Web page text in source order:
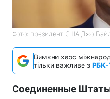
Фото: президент США Джо
Вимкни хаос
тільки важливе з РБК-
Соединенные